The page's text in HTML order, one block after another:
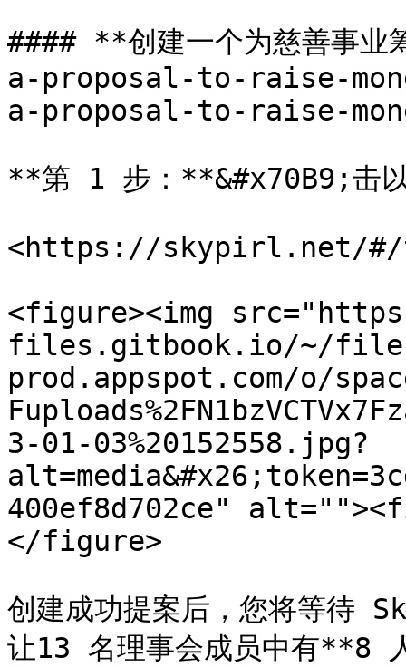
#### **创建一个为慈善事
a-proposal-to-raise-
a-proposal-to-raise-
**第 1 步：**&#x70B9;击
<https://skypirl.net/#/
<figure><img
files.gitbook.io/~/
prod.appspot.com/o/
3-01-03%20152558.jpg?
400ef8d702ce"
</figure>
创建成功提案后，您将等待
让13 名理事会成员中有**8